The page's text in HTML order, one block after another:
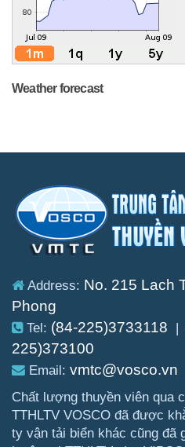
Weather forecast
Address: No. 215 Lach
Phong
Tel: (84-225)3733118 |
225)373100
Email: vmtc@vosco.vn
Chất lượng thuyền viên qua
TTHLTV VOSCO đã được
ty vận tải biển khác cũng đã